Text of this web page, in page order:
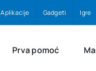
Aplikacije Gadgeti Igre
Prva pomoć